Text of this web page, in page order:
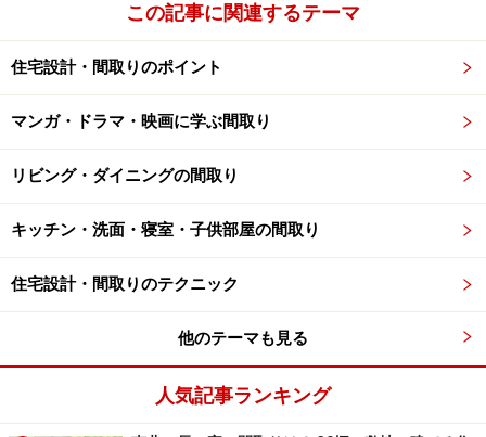
高さをそろえ、床や壁を見せる
「ぱなし」 』 の記事でも触れましたが、適度な収納を確
保し、ものは扉の中に隠し、外に「だしっぱなし」にし
など、壁の凹凸を少なくしたり、高さをそろえるとすっ
きり見えるでしょう。
狭い部屋を広く見せるコツ３．室内に採用
する色数を抑える
部屋を広く見せるコツのふたつ目は、インテリアの色彩
計画にあります。具体的には、色数を絞り、淡い色でま
この記事に関連するテーマ
住宅設計・間取りのポイント
マンガ・ドラマ・映画に学ぶ間取り
リビング・ダイニングの間取り
キッチン・洗面・寝室・子供部屋の間取り
住宅設計・間取りのテクニック
他のテーマも見る
人気記事ランキング